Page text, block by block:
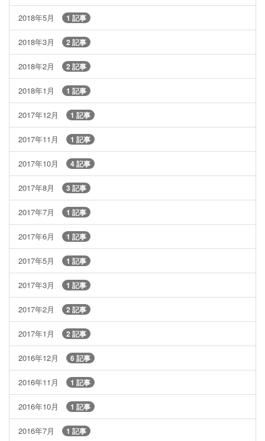
2018年5月 1 記事
2018年3月 2 記事
2018年2月 2 記事
2018年1月 1 記事
2017年12月 1 記事
2017年11月 1 記事
2017年10月 4 記事
2017年8月 3 記事
2017年7月 1 記事
2017年6月 1 記事
2017年5月 1 記事
2017年3月 1 記事
2017年2月 2 記事
2017年1月 2 記事
2016年12月 6 記事
2016年11月 1 記事
2016年10月 1 記事
2016年7月 1 記事